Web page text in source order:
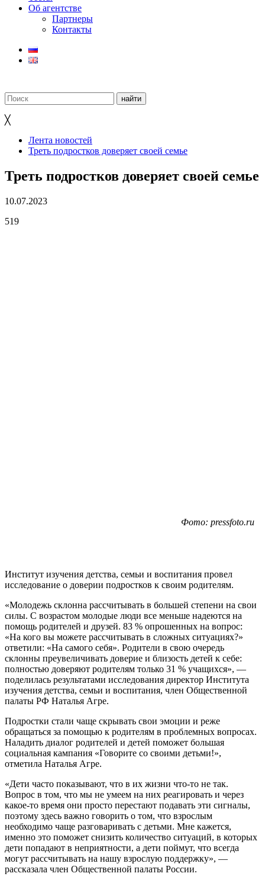
Об агентстве
Партнеры
Контакты
╳
Лента новостей
Треть подростков доверяет своей семье
Треть подростков доверяет своей семье
10.07.2023
519
Фото: pressfoto.ru
Институт изучения детства, семьи и воспитания провел
исследование о доверии подростков к своим родителям.
«Молодежь склонна рассчитывать в большей степени на свои
силы. С возрастом молодые люди все меньше надеются на
помощь родителей и друзей. 83 % опрошенных на вопрос:
«На кого вы можете рассчитывать в сложных ситуациях?»
ответили: «На самого себя». Родители в свою очередь
склонны преувеличивать доверие и близость детей к себе:
полностью доверяют родителям только 31 % учащихся», —
поделилась результатами исследования директор Института
изучения детства, семьи и воспитания, член Общественной
палаты РФ Наталья Агре.
Подростки стали чаще скрывать свои эмоции и реже
обращаться за помощью к родителям в проблемных вопросах.
Наладить диалог родителей и детей поможет большая
социальная кампания «Говорите со своими детьми!»,
отметила Наталья Агре.
«Дети часто показывают, что в их жизни что-то не так.
Вопрос в том, что мы не умеем на них реагировать и через
какое-то время они просто перестают подавать эти сигналы,
поэтому здесь важно говорить о том, что взрослым
необходимо чаще разговаривать с детьми. Мне кажется,
именно это поможет снизить количество ситуаций, в которых
дети попадают в неприятности, а дети поймут, что всегда
могут рассчитывать на нашу взрослую поддержку», —
рассказала член Общественной палаты России.